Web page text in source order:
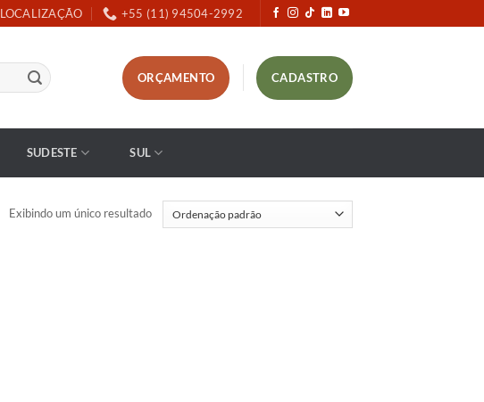
LOCALIZAÇÃO +55 (11) 94504-2992
ORÇAMENTO CADASTRO
SUDESTE SUL
Exibindo um único resultado